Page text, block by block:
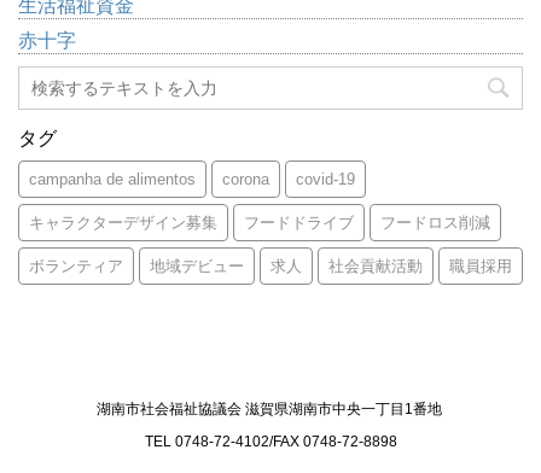
生活福祉資金
赤十字
タグ
campanha de alimentos corona covid-19
キャラクターデザイン募集 フードドライブ フードロス削減
ボランティア 地域デビュー 求人 社会貢献活動 職員採用
湖南市社会福祉協議会 滋賀県湖南市中央一丁目1番地
TEL 0748-72-4102/FAX 0748-72-8898